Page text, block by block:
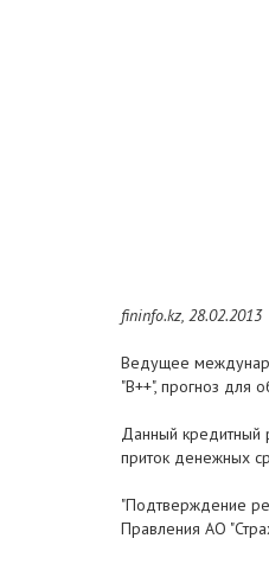
fininfo.kz, 28.02.2013
Ведущее
"B++", прогноз для
Данный кредитный
приток денежных
"Подтверждение
Правления АО